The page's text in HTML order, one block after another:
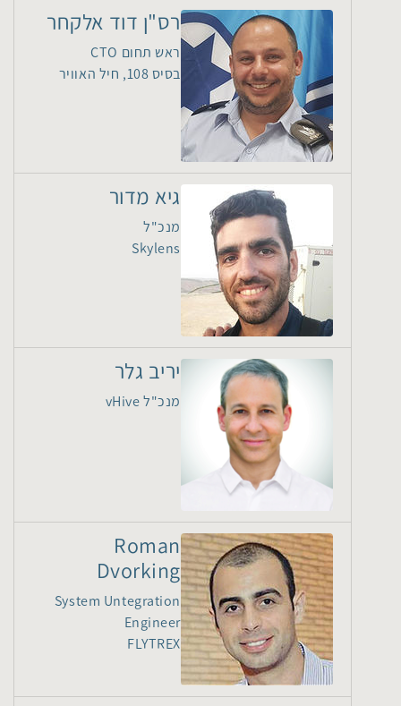
רס"ן דוד אלקחר
ראש תחום CTO
בסיס 108, חיל האוויר
גיא מדור
מנכ"ל
Skylens
יריב גלר
מנכ"ל vHive
Roman
Dvorking
System Untegration
Engineer
FLYTREX